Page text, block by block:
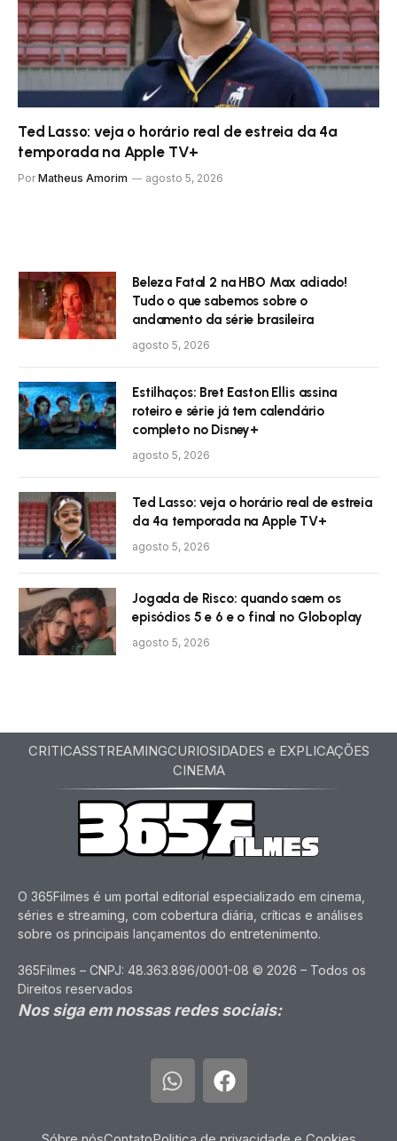
Ted Lasso: veja o horário real de estreia da 4ª
temporada na Apple TV+
Por Matheus Amorim agosto 5, 2026
Beleza Fatal 2 na HBO Max adiado!
Tudo o que sabemos sobre o
andamento da série brasileira
agosto 5, 2026
Estilhaços: Bret Easton Ellis assina
roteiro e série já tem calendário
completo no Disney+
agosto 5, 2026
Ted Lasso: veja o horário real de estreia
da 4ª temporada na Apple TV+
agosto 5, 2026
Jogada de Risco: quando saem os
episódios 5 e 6 e o final no Globoplay
agosto 5, 2026
CRITICASSTREAMINGCURIOSIDADES e EXPLICAÇÕES
CINEMA
O 365Filmes é um portal editorial especializado em cinema,
séries e streaming, com cobertura diária, críticas e análises
sobre os principais lançamentos do entretenimento.
365Filmes – CNPJ: 48.363.896/0001-08 © 2026 – Todos os
Direitos reservados
Nos siga em nossas redes sociais: